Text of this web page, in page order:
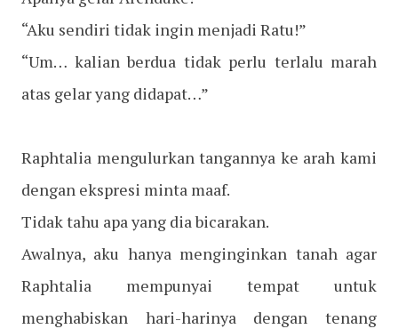
“Aku sendiri tidak ingin menjadi Ratu!”
“Um… kalian berdua tidak perlu terlalu marah
atas gelar yang didapat…”
Raphtalia mengulurkan tangannya ke arah kami
dengan ekspresi minta maaf.
Tidak tahu apa yang dia bicarakan.
Awalnya, aku hanya menginginkan tanah agar
Raphtalia mempunyai tempat untuk
menghabiskan hari-harinya dengan tenang